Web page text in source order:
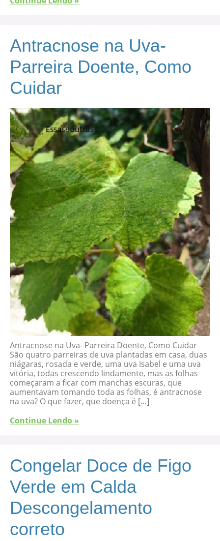
Antracnose na Uva-
Parreira Doente, Como
Cuidar
Antracnose na Uva- Parreira Doente, Como Cuidar
São quatro parreiras de uva plantadas em casa, duas
niágaras, rosada e verde, uma uva Isabel e uma uva
vitória, todas crescendo lindamente, mas as folhas
começaram a ficar com manchas escuras, que
aumentavam tomando toda as folhas, é antracnose
na uva? O que fazer, que doença é […]
Continue Lendo »
Congelar Doce de Figo
Verde em Calda
Descongelamento
correto